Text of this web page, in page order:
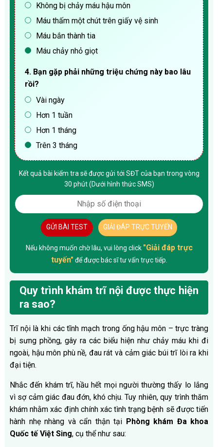
Không bị chảy máu hậu môn
Máu thấm một chút trên giấy vệ sinh
Máu bắn thành tia
Máu chảy nhỏ giọt
4. Bạn gặp phải những triệu chứng này bao lâu
rồi?
Vài ngày
Hơn 1 tuần
Hơn 1 tháng
Trên 3 tháng
Kết quả bài kiểm tra sẽ được gửi tới SĐT của bạn trong vòng
30 phút (Dưới hình thức SMS)
GỬI BÀI TEST GIẢI ĐÁP TRỰC TUYẾN
Nếu không muốn chờ lâu, vui lòng click "Giải đáp trực
tuyến" để được bác sĩ tư vấn trực tiếp.
Quy trình khám trĩ nội được thực hiện
ra sao?
Trĩ nội là khi các tĩnh mạch trong ống hậu môn – trực tràng
bị sưng phồng, gây ra các biểu hiện như chảy máu khi đi
ngoài, hậu môn phù nề, đau rát và cảm giác búi trĩ lòi ra khi
đại tiện.
Nhắc đến khám trĩ, hầu hết mọi người thường thấy lo lắng
vì sợ cảm giác đau đớn, khó chịu. Tuy nhiên, quy trình thăm
khám nhằm xác định chính xác tình trạng bệnh sẽ được tiến
hành nhẹ nhàng và cẩn thận tại Phòng khám Đa khoa
Quốc tế Việt Sing, cụ thể như sau: